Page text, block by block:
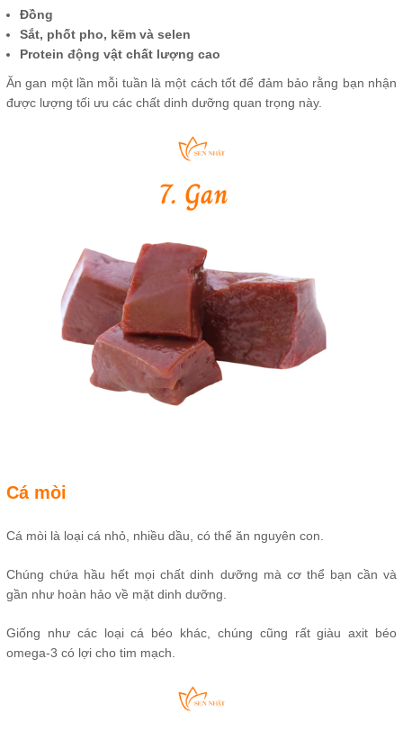
Đồng
Sắt, phốt pho, kẽm và selen
Protein động vật chất lượng cao
Ăn gan một lần mỗi tuần là một cách tốt để đảm bảo rằng bạn nhận
được lượng tối ưu các chất dinh dưỡng quan trọng này.
Cá mòi
Cá mòi là loại cá nhỏ, nhiều dầu, có thể ăn nguyên con.
Chúng chứa hầu hết mọi chất dinh dưỡng mà cơ thể bạn cần và
gần như hoàn hảo về mặt dinh dưỡng.
Giống như các loại cá béo khác, chúng cũng rất giàu axit béo
omega-3 có lợi cho tim mạch.